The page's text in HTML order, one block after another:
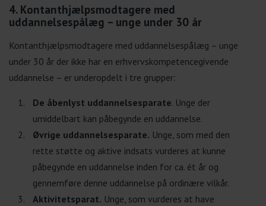
4. Kontanthjælpsmodtagere med
uddannelsespålæg – unge under 30 år
Kontanthjælpsmodtagere med uddannelsespålæg – unge
under 30 år der ikke har en erhvervskompetencegivende
uddannelse – er underopdelt i tre grupper:
De åbenlyst uddannelsesparate. Unge der
umiddelbart kan påbegynde en uddannelse.
Øvrige uddannelsesparate. Unge, som med den
rette støtte og aktive indsats vurderes at kunne
påbegynde en uddannelse inden for ca. ét år og
gennemføre denne uddannelse på ordinære vilkår.
Aktivitetsparat. Unge, som vurderes at have